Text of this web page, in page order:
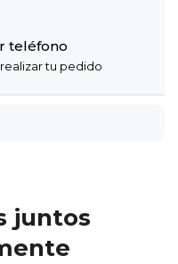
teléfono
tu pedido
juntos